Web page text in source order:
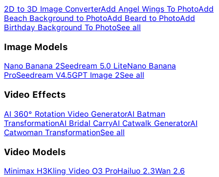
2D to 3D Image ConverterAdd Angel Wings To PhotoAdd
Beach Background to PhotoAdd Beard to PhotoAdd
Birthday Background To PhotoSee all
Image Models
Nano Banana 2Seedream 5.0 LiteNano Banana
ProSeedream V4.5GPT Image 2See all
Video Effects
AI 360° Rotation Video GeneratorAI Batman
TransformationAI Bridal CarryAI Catwalk GeneratorAI
Catwoman TransformationSee all
Video Models
Minimax H3Kling Video O3 ProHailuo 2.3Wan 2.6